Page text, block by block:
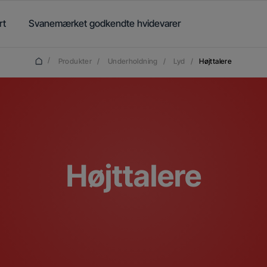
Svanemærket godkendte hvidevarer
/ Produkter / Underholdning / Lyd / Højttalere
Højttalere